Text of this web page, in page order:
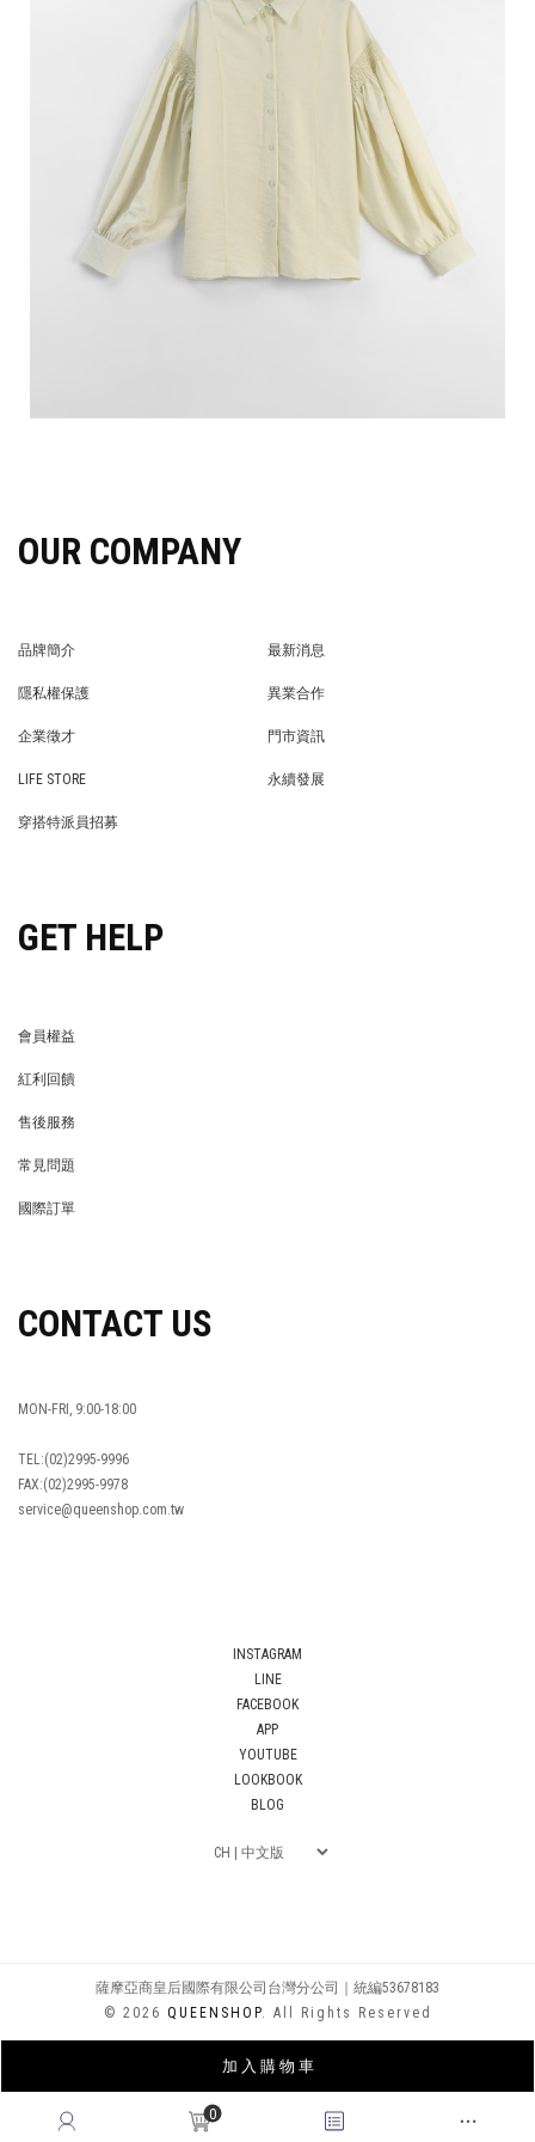
0
加 入 購 物 車
OUR COMPANY
品牌簡介
最新消息
隱私權保護
異業合作
企業徵才
門市資訊
LIFE STORE
永續發展
穿搭特派員招募
GET HELP
會員權益
紅利回饋
售後服務
常見問題
國際訂單
CONTACT US
MON-FRI, 9:00-18:00
TEL:(02)2995-9996
FAX:(02)2995-9978
service@queenshop.com.tw
INSTAGRAM
LINE
FACEBOOK
APP
YOUTUBE
LOOKBOOK
BLOG
薩摩亞商皇后國際有限公司台灣分公司｜統編53678183
© 2026 QUEENSHOP. All Rights Reserved